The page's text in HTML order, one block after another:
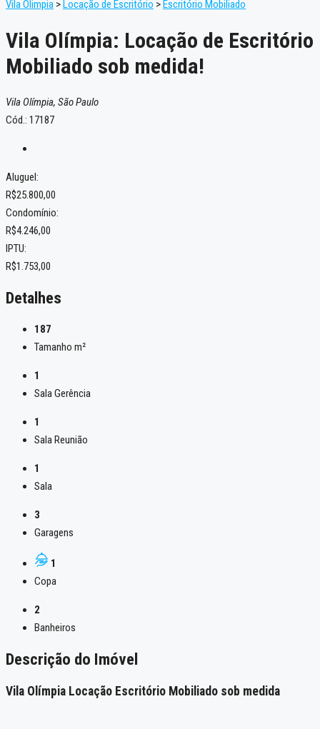
Vila Olimpia > Locação de Escritório > Escritório Mobiliado
Vila Olímpia: Locação de Escritório
Mobiliado sob medida!
Vila Olímpia, São Paulo
Cód.: 17187
Aluguel:
R$25.800,00
Condomínio:
R$4.246,00
IPTU:
R$1.753,00
Detalhes
187
Tamanho m²
1
Sala Gerência
1
Sala Reunião
1
Sala
3
Garagens
1
Copa
2
Banheiros
Descrição do Imóvel
Vila Olímpia Locação Escritório Mobiliado sob medida